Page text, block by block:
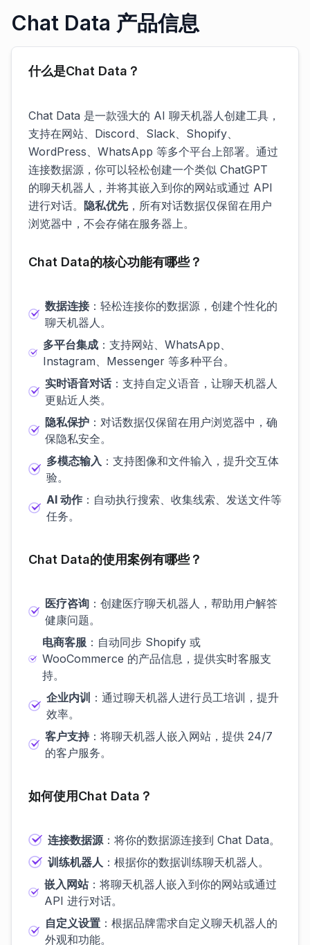
Chat Data 产品信息
什么是Chat Data？
Chat Data 是一款强大的 AI 聊天机器人创建工具，
支持在网站、Discord、Slack、Shopify、
WordPress、WhatsApp 等多个平台上部署。通过
连接数据源，你可以轻松创建一个类似 ChatGPT
的聊天机器人，并将其嵌入到你的网站或通过 API
进行对话。 隐私优先，所有对话数据仅保留在用户
浏览器中，不会存储在服务器上。
Chat Data的核心功能有哪些？
数据连接：轻松连接你的数据源，创建个性化的
聊天机器人。
多平台集成：支持网站、WhatsApp、
Instagram、Messenger 等多种平台。
实时语音对话：支持自定义语音，让聊天机器人
更贴近人类。
隐私保护：对话数据仅保留在用户浏览器中，确
保隐私安全。
多模态输入 ：支持图像和文件输入，提升交互体
验。
AI 动作：自动执行搜索、收集线索、发送文件等
任务。
Chat Data的使用案例有哪些？
医疗咨询 ：创建医疗聊天机器人，帮助用户解答
健康问题。
电商客服：自动同步 Shopify 或
WooCommerce 的产品信息，提供实时客服支
持。
企业内训 ：通过聊天机器人进行员工培训，提升
效率。
客户支持：将聊天机器人嵌入网站，提供 24/7
的客户服务。
如何使用Chat Data？
连接数据源：将你的数据源连接到 Chat Data。
训练机器人 ：根据你的数据训练聊天机器人。
嵌入网站：将聊天机器人嵌入到你的网站或通过
API 进行对话。
自定义设置：根据品牌需求自定义聊天机器人的
外观和功能。